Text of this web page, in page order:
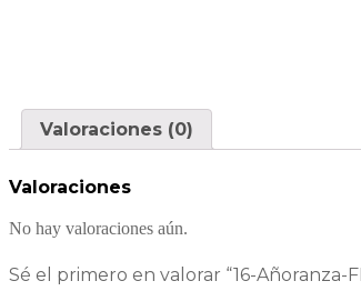
Valoraciones (0)
Valoraciones
No hay valoraciones aún.
Sé el primero en valorar “16-Añoranza-